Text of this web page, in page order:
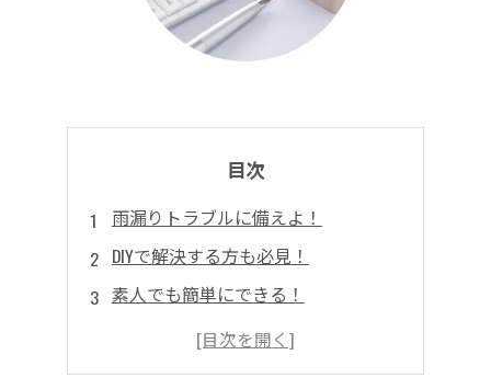
目次
雨漏りトラブルに備えよ！
DIYで解決する方も必見！
素人でも簡単にできる！
プロが教える！